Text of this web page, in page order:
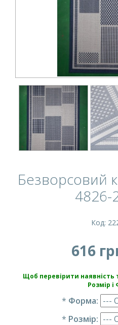
Безворсовий
4826-
Код:
616
Щоб перевірити наявність
Розмір
* Форма:
* Розмір: